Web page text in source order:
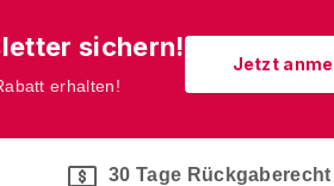
sichern!
erhalten!
Jetzt
30 Tage Rückgaberecht